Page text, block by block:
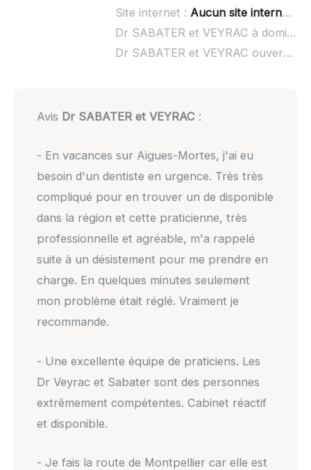
Site internet : Aucun site internet connu
Dr SABATER et VEYRAC à domicile :
Dr SABATER et VEYRAC ouvert dimanche :
Avis Dr SABATER et VEYRAC:
- En vacances sur Aigues-Mortes, j'ai eu
besoin d'un dentiste en urgence. Très très
compliqué pour en trouver un de disponible
dans la région et cette praticienne, très
professionnelle et agréable, m'a rappelé
suite à un désistement pour me prendre en
charge. En quelques minutes seulement
mon problème était réglé. Vraiment je
recommande.
- Une excellente équipe de praticiens. Les
Dr Veyrac et Sabater sont des personnes
extrêmement compétentes. Cabinet réactif
et disponible.
- Je fais la route de Montpellier car elle est